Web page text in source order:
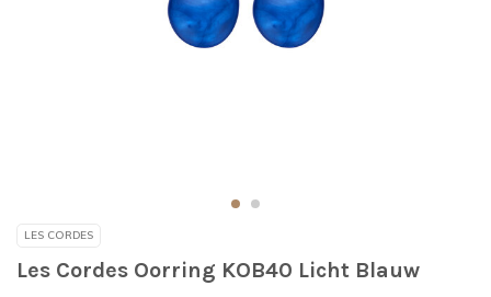
LES CORDES
Les Cordes Oorring KOB40 Licht Blauw